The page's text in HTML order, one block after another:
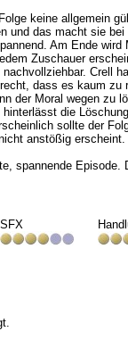
keine allgemein
und das macht sie
Am Ende wird
Zuschauer
Crell
dass es kaum zu
der Moral wegen zu
die
sollte der
anstößig erscheint.
spannende Episode.
SFX